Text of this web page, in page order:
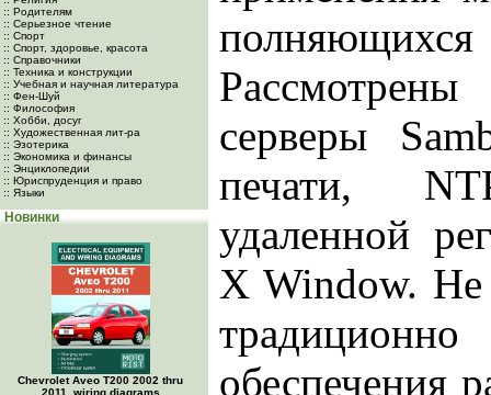
:: Родителям
:: Серьезное чтение
:: Спорт
:: Спорт, здоровье, красота
:: Справочники
:: Техника и конструкции
:: Учебная и научная литература
:: Фен-Шуй
:: Философия
:: Хобби, досуг
:: Художественная лит-ра
:: Эзотерика
:: Экономика и финансы
:: Энциклопедии
:: Юриспруденция и право
:: Языки
Новинки
Chevrolet Aveo Т200 2002 thru
2011, wiring diagrams
серверы
печати,
удаленной
X Window. He
обеспечения